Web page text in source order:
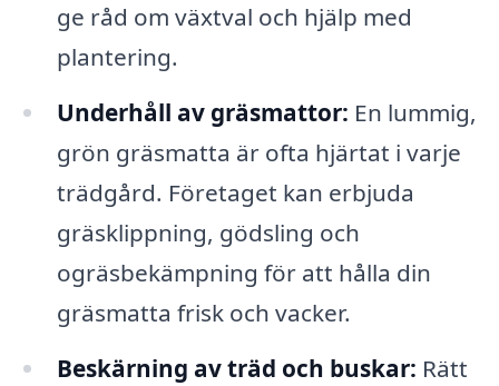
ge råd om växtval och hjälp med
plantering.
Underhåll av gräsmattor: En lummig,
grön gräsmatta är ofta hjärtat i varje
trädgård. Företaget kan erbjuda
gräsklippning, gödsling och
ogräsbekämpning för att hålla din
gräsmatta frisk och vacker.
Beskärning av träd och buskar: Rätt